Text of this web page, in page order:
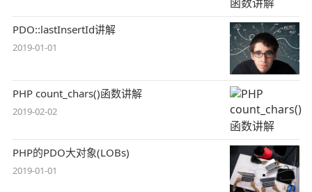
PDO::lastInsertId讲解
2019-01-01
PHP count_chars()函数讲解
2019-02-02
PHP的PDO大对象(LOBs)
2019-01-01